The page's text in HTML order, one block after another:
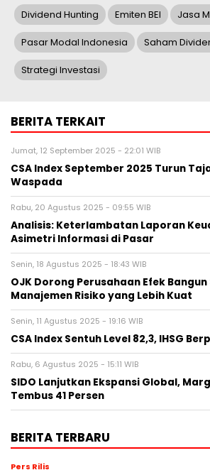
Dividend Hunting Emiten BEI Jasa
Pasar Modal Indonesia Saham
Strategi Investasi
BERITA TERKAIT
Jumat, 12 September 2025 - 22:01 WIB
CSA Index September 2025 Turun
Waspada
Rabu, 20 Agustus 2025 - 09:55 WIB
Analisis: Keterlambatan Laporan
Asimetri Informasi di Pasar
Senin, 18 Agustus 2025 - 18:43 WIB
OJK Dorong Perusahaan Efek
Manajemen Risiko yang Lebih Kuat
Senin, 11 Agustus 2025 - 19:16 WIB
CSA Index Sentuh Level 82,3, IHSG
Rabu, 6 Agustus 2025 - 15:11 WIB
SIDO Lanjutkan Ekspansi Global,
Tembus 41 Persen
BERITA TERBARU
Pers Rilis